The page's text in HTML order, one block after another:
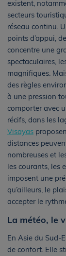
existent,
secteurs
réseau continu.
points d’appui,
concentre une
spectaculaires,
magnifiques.
des règles
à une pression
comporter avec
récifs, dans les
Visayas
distances
nombreuses et
les courants, les
imposent une
qu’ailleurs, le
accepter le
La météo, le
En Asie du Sud-
de confort. Elle